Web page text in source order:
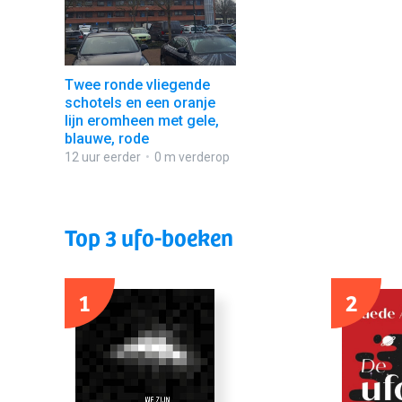
Twee ronde vliegende
schotels en een oranje
lijn eromheen met gele,
blauwe, rode
12 uur eerder 0 m verderop
Top 3 ufo-boeken
1
2